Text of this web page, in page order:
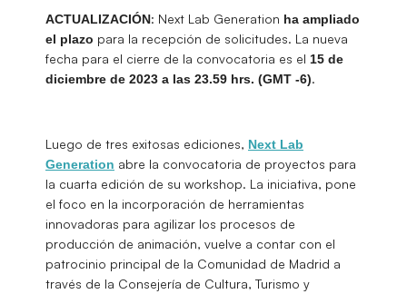
ACTUALIZACIÓN: Next Lab Generation ha ampliado
el plazo para la recepción de solicitudes. La nueva
fecha para el cierre de la convocatoria es el 15 de
diciembre de 2023 a las 23.59 hrs. (GMT -6).
Luego de tres exitosas ediciones, Next Lab
Generation abre la convocatoria de proyectos para
la cuarta edición de su workshop. La iniciativa, pone
el foco en la incorporación de herramientas
innovadoras para agilizar los procesos de
producción de animación, vuelve a contar con el
patrocinio principal de la Comunidad de Madrid a
través de la Consejería de Cultura, Turismo y